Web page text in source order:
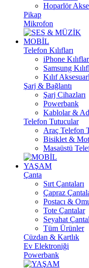
Hoparlör
Pikap
Mikrofon
MOBİL
Telefon Kılıfları
iPhone
Samsung
Kılıf
Şarj & Bağlantı
Şarj Cihazları
Powerbank
Kablolar &
Telefon Tutucular
Araç Telefon
Bisiklet &
Masaüstü
YAŞAM
Çanta
Sırt Çantaları
Çapraz
Postacı &
Tote Çantalar
Seyahat
Tüm Ürünler
Cüzdan & Kartlık
Ev Elektroniği
Powerbank